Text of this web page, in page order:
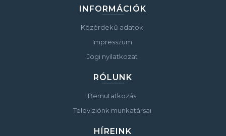
INFORMÁCIÓK
Közérdekű adatok
Impresszum
Jogi nyilatkozat
RÓLUNK
Bemutatkozás
Televíziónk munkatársai
HÍREINK